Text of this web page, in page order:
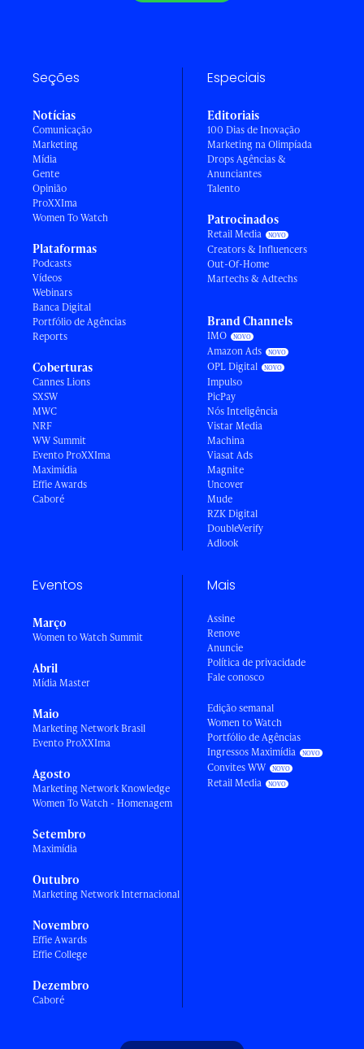
Seções
Notícias
Comunicação
Marketing
Mídia
Gente
Opinião
ProXXIma
Women To Watch
Plataformas
Podcasts
Vídeos
Webinars
Banca Digital
Portfólio de Agências
Reports
Coberturas
Cannes Lions
SXSW
MWC
NRF
WW Summit
Evento ProXXIma
Maximídia
Effie Awards
Caboré
Especiais
Editoriais
100 Dias de Inovação
Marketing na Olimpíada
Drops Agências &
Anunciantes
Talento
Patrocinados
Retail Media
Creators & Influencers
Out-Of-Home
Martechs & Adtechs
Brand Channels
IMO
Amazon Ads
OPL Digital
Impulso
PicPay
Nós Inteligência
Vistar Media
Machina
Viasat Ads
Magnite
Uncover
Mude
RZK Digital
DoubleVerify
Adlook
Eventos
Março
Women to Watch Summit
Abril
Mídia Master
Maio
Marketing Network Brasil
Evento ProXXIma
Agosto
Marketing Network Knowledge
Women To Watch - Homenagem
Setembro
Maximídia
Outubro
Marketing Network Internacional
Novembro
Effie Awards
Effie College
Dezembro
Caboré
Mais
Assine
Renove
Anuncie
Política de privacidade
Fale conosco
Edição semanal
Women to Watch
Portfólio de Agências
Ingressos Maximídia
Convites WW
Retail Media